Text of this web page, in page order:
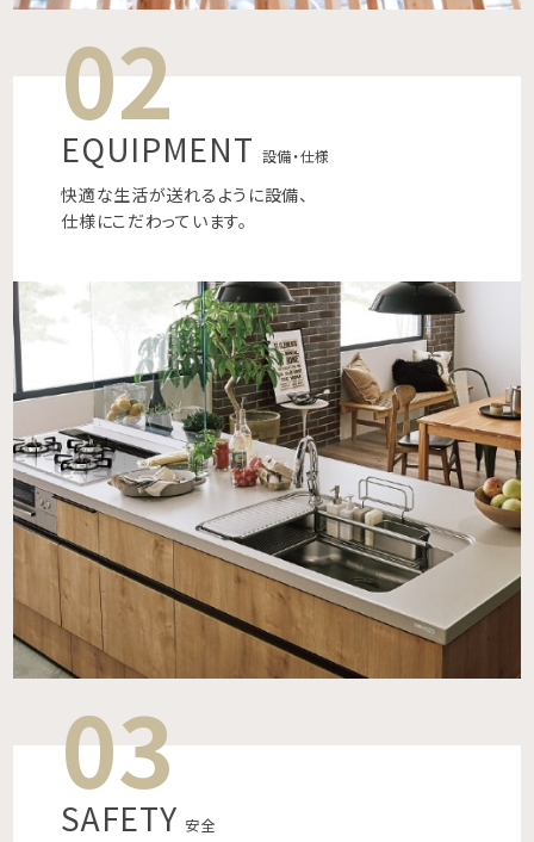
02
EQUIPMENT 設備・仕様
快適な生活が送れるように設備、
仕様にこだわっています。
03
SAFETY 安全